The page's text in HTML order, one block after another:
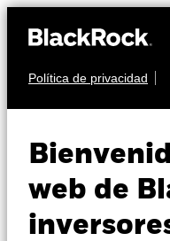
Política de privacidad
web de
Perspectivas
Visión de mercado
Fund